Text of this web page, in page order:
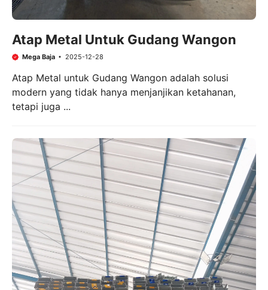
Atap Metal Untuk Gudang Wangon
Mega Baja 2025-12-28
Atap Metal untuk Gudang Wangon adalah solusi
modern yang tidak hanya menjanjikan ketahanan,
tetapi juga ...